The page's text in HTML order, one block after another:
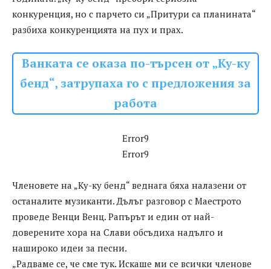
конкуренция, но с парчето си „Притури са планината“
разбиха конкуренцията на пух и прах.
Ванката се оказа по-търсен от „Ку-ку
бенд“, затрупаха го с предложения за
работа
Error9
Error9
Членовете на „Ку-ку бенд“ веднага бяха налазени от
останалите музиканти. Дълъг разговор с Маестрото
проведе Венци Венц. Рапърът и един от най-
доверените хора на Слави обсъдиха надълго и
нашироко идеи за песни.
„Радваме се, че сме тук. Искаше ми се всички членове